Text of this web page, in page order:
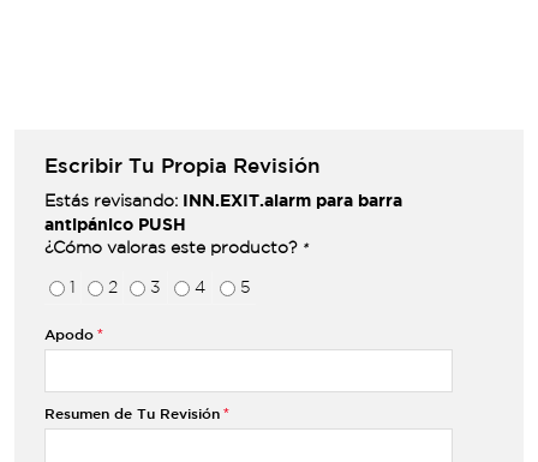
Escribir Tu Propia Revisión
Estás revisando: INN.EXIT.alarm para barra
antipánico PUSH
¿Cómo valoras este producto? *
1 2 3 4 5
Apodo
Resumen de Tu Revisión